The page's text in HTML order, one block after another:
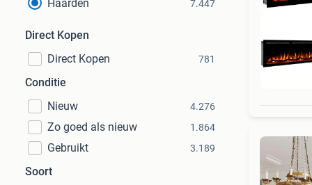
Haarden
7.447
Direct Kopen
Direct Kopen
781
Conditie
Nieuw
4.276
Zo goed als nieuw 1.864
Gebruikt 3.189
Soort